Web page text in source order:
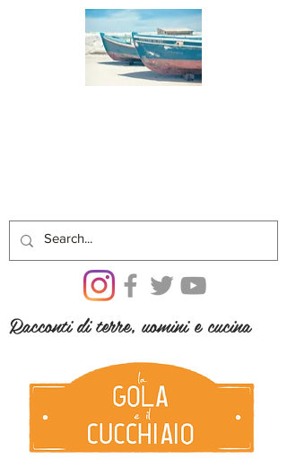
Racconti di terre, uomini e cucina